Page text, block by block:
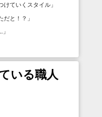
けていくスタイル 」
だと！？ 」
」
いる職人